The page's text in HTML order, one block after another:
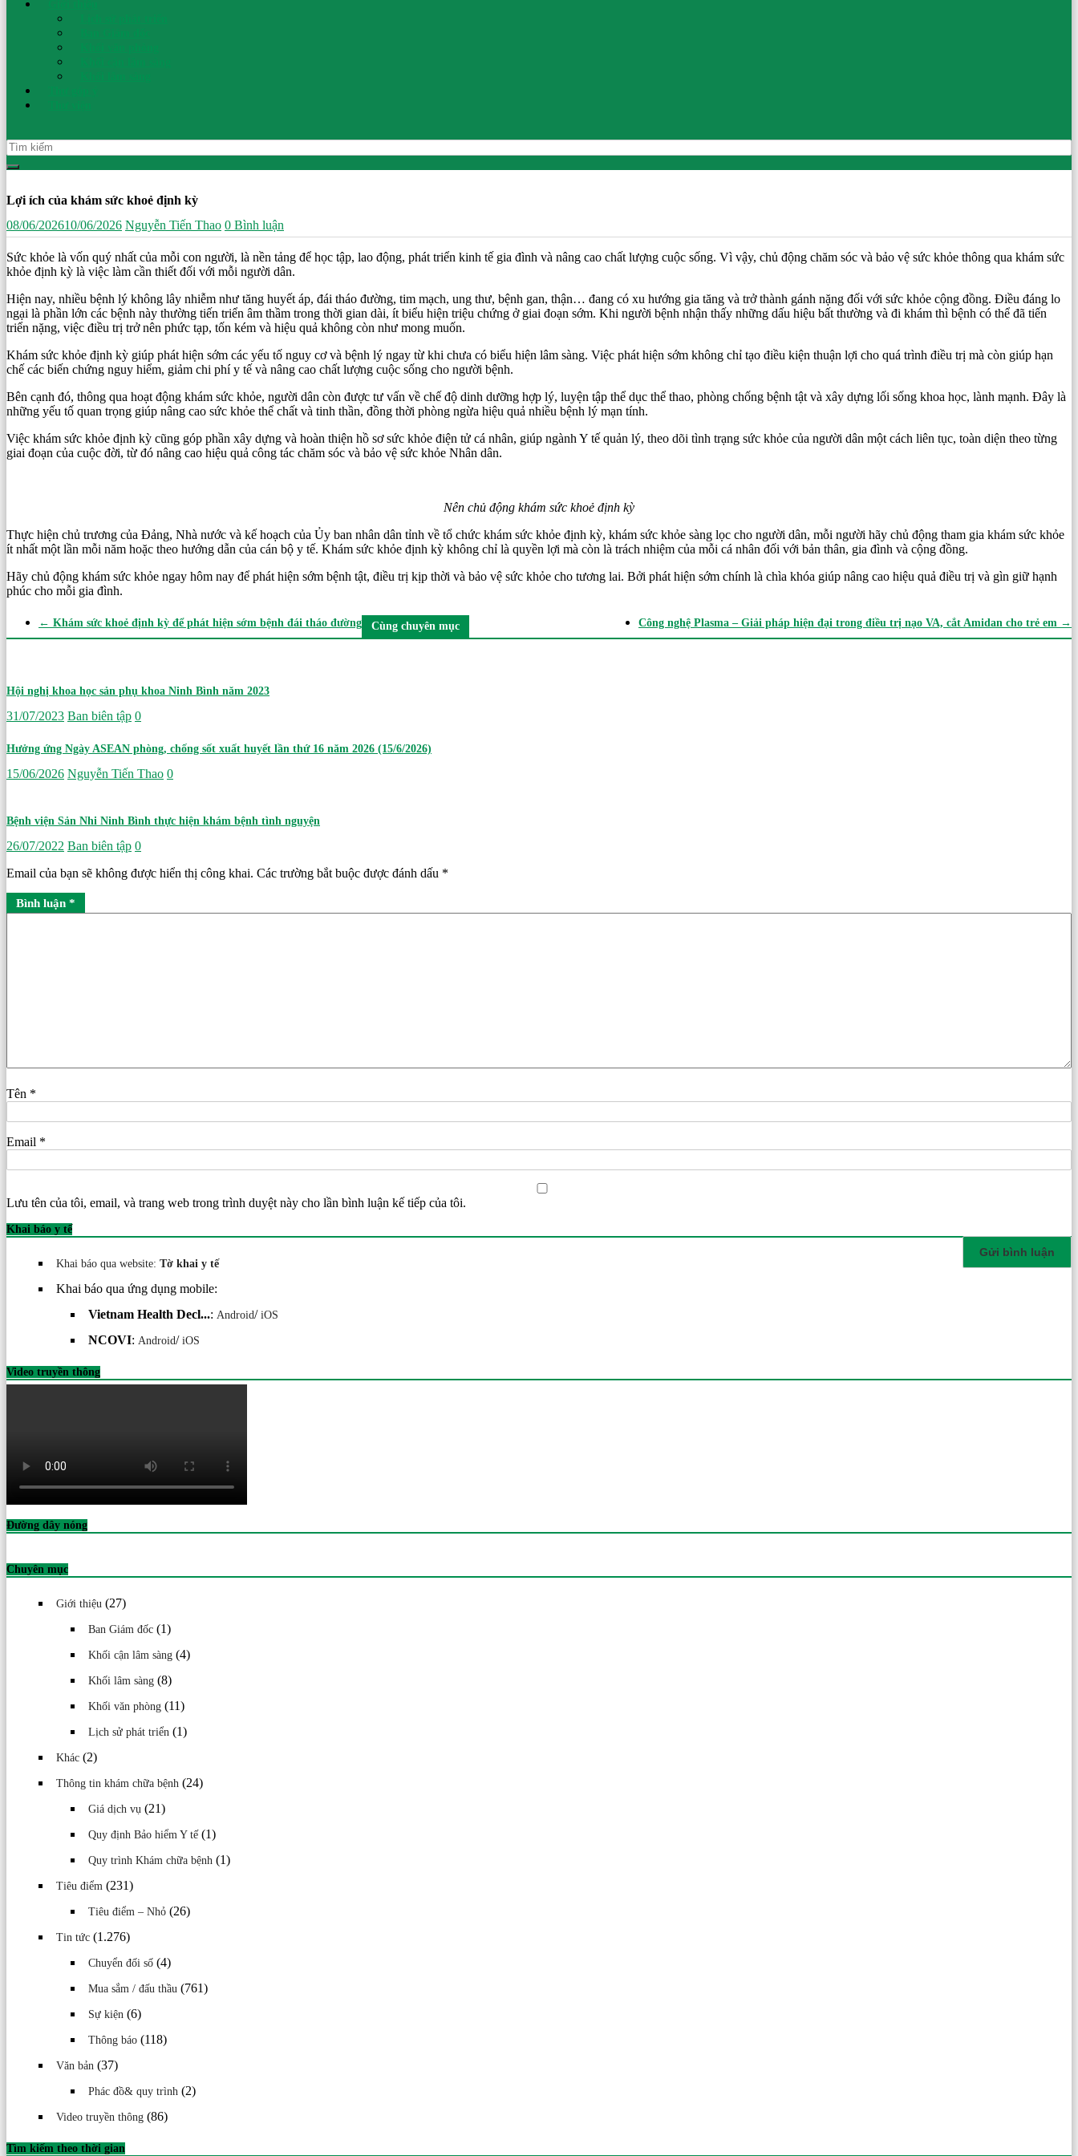
Ninh
Bình
toàn
–
Sức
khoẻ
con
Lợi ích của khám sức khoẻ định kỳ
08/06/202610/06/2026 Nguyễn Tiến Thao 0 Bình luận
Sức khỏe là vốn quý nhất của mỗi con người, là nền tảng để học tập, lao động, phát triển kinh tế gia đình và nâng cao chất lượng cuộc sống. Vì vậy, chủ động chăm sóc và bảo vệ sức khỏe thông qua khám sức
khỏe định kỳ là việc làm cần thiết đối với mỗi người dân.
Hiện nay, nhiều bệnh lý không lây nhiễm như tăng huyết áp, đái tháo đường, tim mạch, ung thư, bệnh gan, thận… đang có xu hướng gia tăng và trở thành gánh nặng đối với sức khỏe cộng đồng. Điều đáng lo
ngại là phần lớn các bệnh này thường tiến triển âm thầm trong thời gian dài, ít biểu hiện triệu chứng ở giai đoạn sớm. Khi người bệnh nhận thấy những dấu hiệu bất thường và đi khám thì bệnh có thể đã tiến
triển nặng, việc điều trị trở nên phức tạp, tốn kém và hiệu quả không còn như mong muốn.
Khám sức khỏe định kỳ giúp phát hiện sớm các yếu tố nguy cơ và bệnh lý ngay từ khi chưa có biểu hiện lâm sàng. Việc phát hiện sớm không chỉ tạo điều kiện thuận lợi cho quá trình điều trị mà còn giúp hạn
chế các biến chứng nguy hiểm, giảm chi phí y tế và nâng cao chất lượng cuộc sống cho người bệnh.
Bên cạnh đó, thông qua hoạt động khám sức khỏe, người dân còn được tư vấn về chế độ dinh dưỡng hợp lý, luyện tập thể dục thể thao, phòng chống bệnh tật và xây dựng lối sống khoa học, lành mạnh. Đây là
những yếu tố quan trọng giúp nâng cao sức khỏe thể chất và tinh thần, đồng thời phòng ngừa hiệu quả nhiều bệnh lý mạn tính.
Việc khám sức khỏe định kỳ cũng góp phần xây dựng và hoàn thiện hồ sơ sức khỏe điện tử cá nhân, giúp ngành Y tế quản lý, theo dõi tình trạng sức khỏe của người dân một cách liên tục, toàn diện theo từng
giai đoạn của cuộc đời, từ đó nâng cao hiệu quả công tác chăm sóc và bảo vệ sức khỏe Nhân dân.
Nên chủ động khám sức khoẻ định kỳ
Thực hiện chủ trương của Đảng, Nhà nước và kế hoạch của Ủy ban nhân dân tỉnh về tổ chức khám sức khỏe định kỳ, khám sức khỏe sàng lọc cho người dân, mỗi người hãy chủ động tham gia khám sức khỏe
ít nhất một lần mỗi năm hoặc theo hướng dẫn của cán bộ y tế. Khám sức khỏe định kỳ không chỉ là quyền lợi mà còn là trách nhiệm của mỗi cá nhân đối với bản thân, gia đình và cộng đồng.
Hãy chủ động khám sức khỏe ngay hôm nay để phát hiện sớm bệnh tật, điều trị kịp thời và bảo vệ sức khỏe cho tương lai. Bởi phát hiện sớm chính là chìa khóa giúp nâng cao hiệu quả điều trị và gìn giữ hạnh
phúc cho mỗi gia đình.
← Khám sức khoẻ định kỳ để phát hiện sớm bệnh đái tháo đường Công nghệ Plasma – Giải pháp hiện đại trong điều trị nạo VA, cắt Amidan cho trẻ em →
Cùng chuyên mục
Hội nghị khoa học sản phụ khoa Ninh Bình năm 2023
31/07/2023 Ban biên tập 0
Hưởng ứng Ngày ASEAN phòng, chống sốt xuất huyết lần thứ 16 năm 2026 (15/6/2026)
15/06/2026 Nguyễn Tiến Thao 0
Bệnh viện Sản Nhi Ninh Bình thực hiện khám bệnh tình nguyện
26/07/2022 Ban biên tập 0
Email của bạn sẽ không được hiển thị công khai. Các trường bắt buộc được đánh dấu *
Bình luận *
Tên *
Email *
Lưu tên của tôi, email, và trang web trong trình duyệt này cho lần bình luận kế tiếp của tôi.
Khai báo y tế
Khai báo qua website: Tờ khai y tế
Khai báo qua ứng dụng mobile:
Vietnam Health Decl...: Android/ iOS
NCOVI: Android/ iOS
Video truyền thông
Đường dây nóng
Chuyên mục
Giới thiệu (27)
Ban Giám đốc (1)
Khối cận lâm sàng (4)
Khối lâm sàng (8)
Khối văn phòng (11)
Lịch sử phát triển (1)
Khác (2)
Thông tin khám chữa bệnh (24)
Giá dịch vụ (21)
Quy định Bảo hiểm Y tế(1)
Quy trình Khám chữa bệnh (1)
Tiêu điểm (231)
Tiêu điểm – Nhỏ (26)
Tin tức (1.276)
Chuyển đối số (4)
Mua sắm / đấu thầu (761)
Sự kiện (6)
Thông báo (118)
Văn bản (37)
Phác đồ& quy trình (2)
Video truyền thông (86)
Tìm kiếm theo thời gian